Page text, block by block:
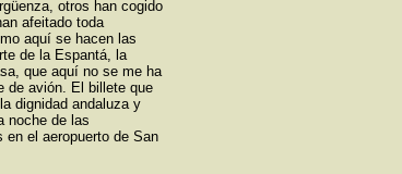
otros han cogido
afeitado toda
aquí se hacen las
de la Espantá, la
que aquí no se me ha
de avión. El billete que
dignidad andaluza y
noche de las
en el aeropuerto de San